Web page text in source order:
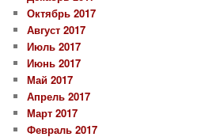
Октябрь 2017
Август 2017
Июль 2017
Июнь 2017
Май 2017
Апрель 2017
Март 2017
Февраль 2017